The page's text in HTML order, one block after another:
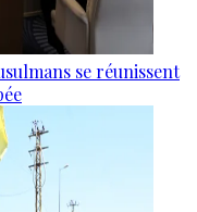
se réunissent